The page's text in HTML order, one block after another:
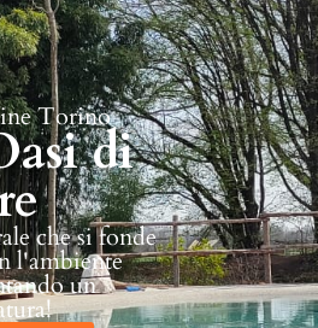
Torino
di
che si fonde
l'ambiente
un